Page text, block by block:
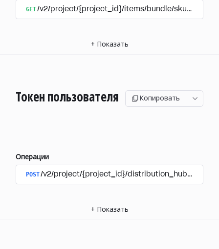
GET/v2/project/{project_id}/items/bundle/sku/{sku}
+ Показать
Токен пользователя Копировать
Операции
POST/v2/project/{project_id}/distribution_hub/user/
+ Показать